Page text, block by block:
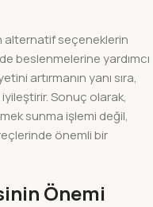
alternatif seçeneklerin
beslenmelerine yardımcı
artırmanın yanı sıra,
iyileştirir. Sonuç olarak,
sunma işlemi değil,
önemli bir
Önemi